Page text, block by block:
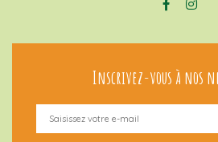
Inscrivez-vous à nos